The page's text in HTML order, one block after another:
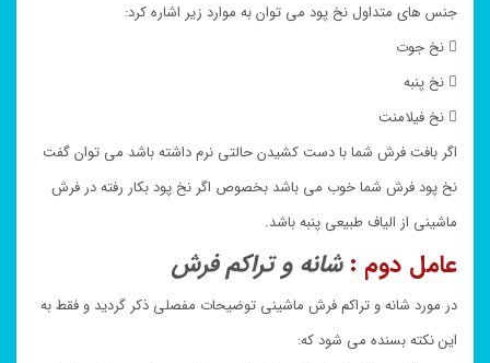
جنس های متداول نخ پود می توان به موارد زیر اشاره کرد:
 نخ جوت
 نخ پنبه
 نخ فیلامنت
اگر بافت فرش شما با دست کشیدن حالتی نرم داشته باشد می توان گفت
نخ پود فرش شما خوب می باشد بخصوص اگر نخ پود بکار رفته در فرش
ماشینی از الیاف طبیعی پنبه باشد.
عامل دوم : شانه و تراکم فرش
در مورد شانه و تراکم فرش ماشینی توضیحات مفصلی ذکر گردید و فقط به
این نکته بسنده می شود که: